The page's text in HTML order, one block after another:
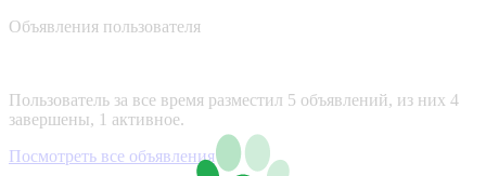
Объявления пользователя
Пользователь за все время разместил 5 объявлений, из них 4
завершены, 1 активное.
Посмотреть все объявления